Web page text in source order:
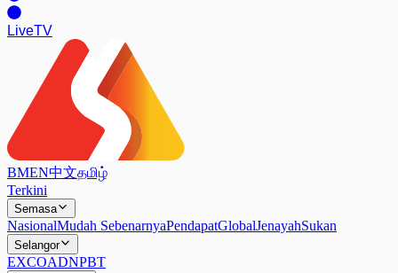
LiveTV
BMEN中文தமிழ்
Terkini
Semasa
NasionalMudah SebenarnyaPendapatGlobalJenayahSukan
Selangor
EXCOADNPBT